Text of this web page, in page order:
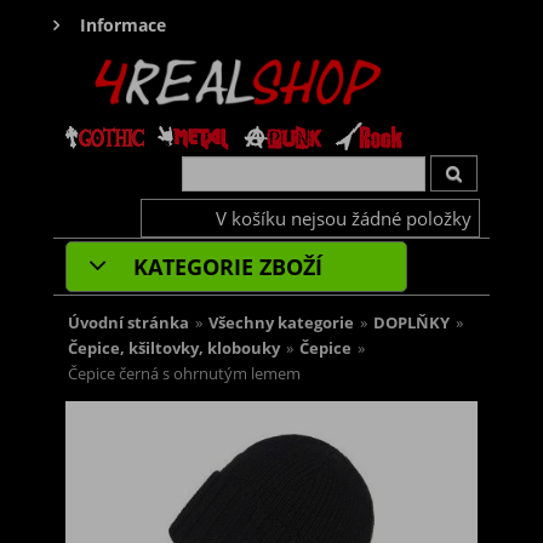
Informace
V košíku nejsou žádné položky
KATEGORIE ZBOŽÍ
Úvodní stránka » Všechny kategorie » DOPLŇKY »
Čepice, kšiltovky, klobouky » Čepice »
Čepice černá s ohrnutým lemem